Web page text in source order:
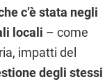
c’è stata negli
locali – come
impatti del
degli stessi